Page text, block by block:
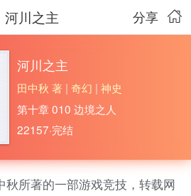
分享
河川之主
河川之主
田中秋 著 | 奇幻 |神史
第十章 010 边境之人
22157·完结
秋所著的一部游戏竞技，转载网